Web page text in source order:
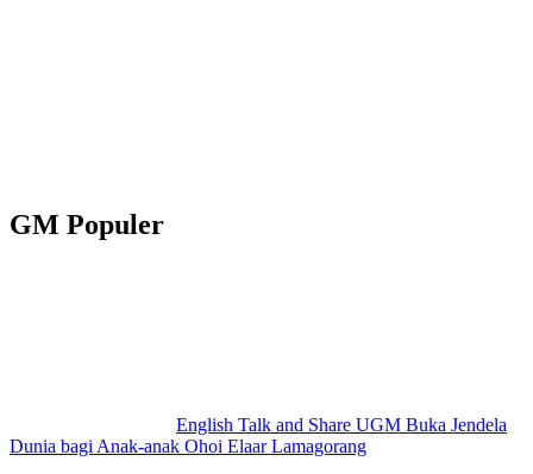
GM Populer
English Talk and Share UGM Buka Jendela
Dunia bagi Anak-anak Ohoi Elaar Lamagorang